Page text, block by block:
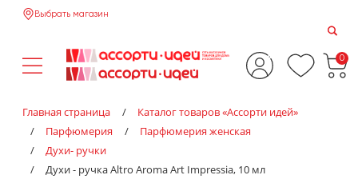
Выбрать магазин
0
Главная страница /
Каталог товаров «‎Ассорти идей»‎
/
Парфюмерия /
Парфюмерия женская
/
Духи- ручки
/
Духи - ручка Altro Aroma Art Impressia, 10 мл